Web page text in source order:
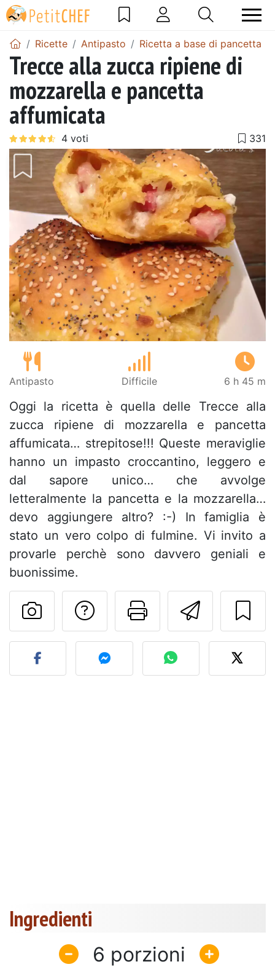
Ricette Antipasto Ricetta a base di pancetta
Trecce alla zucca ripiene di
mozzarella e pancetta
affumicata
Antipasto Difficile 6 h 45 m
Oggi la ricetta è quella delle Trecce alla
zucca ripiene di mozzarella e pancetta
affumicata… strepitose!!! Queste meraviglie
hanno un impasto croccantino, leggero e
dal sapore unico… che avvolge
letteralmente la pancetta e la mozzarella…
devo aggiungere altro? :-) In famiglia è
stato un vero colpo di fulmine. Vi invito a
provarle perchè sono davvero geniali e
buonissime.
Invia
Stampa la
Contatta l'autore
Pubblica la foto di
Ingredienti
6